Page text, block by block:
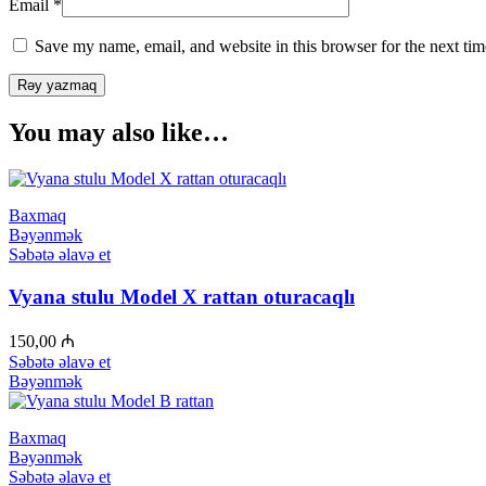
Email *
Save my name, email, and website in this browser for the next
You may also like…
Baxmaq
Bəyənmək
Səbətə əlavə et
Vyana stulu Model X rattan oturacaqlı
150,00 ₼
Səbətə əlavə et
Bəyənmək
Baxmaq
Bəyənmək
Səbətə əlavə et